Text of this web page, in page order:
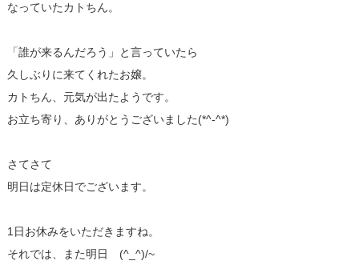
なっていたカトちん。
「誰が来るんだろう」と言っていたら
久しぶりに来てくれたお嬢。
カトちん、元気が出たようです。
お立ち寄り、ありがとうございました(*^-^*)
さてさて
明日は定休日でございます。
1日お休みをいただきますね。
それでは、また明日 (^_^)/~